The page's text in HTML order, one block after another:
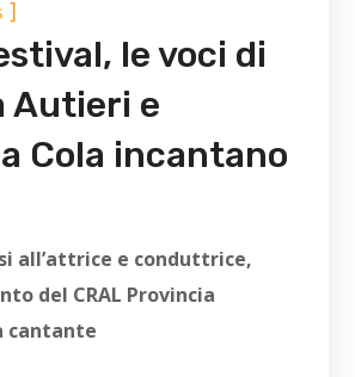
]
le voci di
Autieri e
Cola incantano
all’attrice e conduttrice,
del CRAL Provincia
cantante